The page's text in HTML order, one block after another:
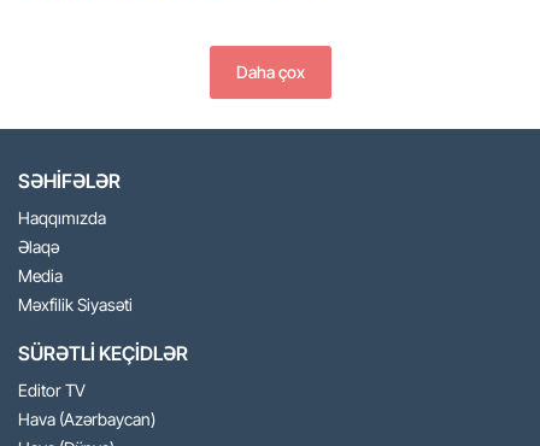
Daha çox
SƏHİFƏLƏR
Haqqımızda
Əlaqə
Media
Məxfilik Siyasəti
SÜRƏTLİ KEÇİDLƏR
Editor TV
Hava (Azərbaycan)